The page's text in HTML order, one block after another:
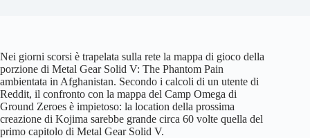
Nei giorni scorsi è trapelata sulla rete la mappa di gioco della
porzione di Metal Gear Solid V: The Phantom Pain
ambientata in Afghanistan. Secondo i calcoli di un utente di
Reddit, il confronto con la mappa del Camp Omega di
Ground Zeroes è impietoso: la location della prossima
creazione di Kojima sarebbe grande circa 60 volte quella del
primo capitolo di Metal Gear Solid V.